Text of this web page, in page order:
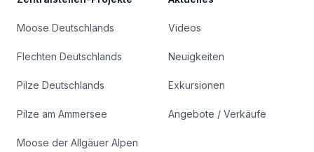
Moose Deutschlands
Flechten Deutschlands
Pilze Deutschlands
Pilze am Ammersee
Moose der Allgäuer Alpen
Videos
Neuigkeiten
Exkursionen
Angebote / Verkäufe